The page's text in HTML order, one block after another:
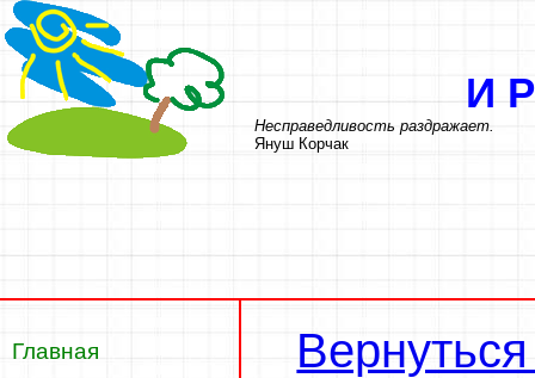
И
Несправедливость раздражает.
Януш Корчак
Главная